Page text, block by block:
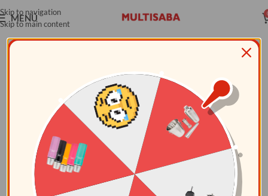
Skip to navigation
Skip to main content
MENÚ